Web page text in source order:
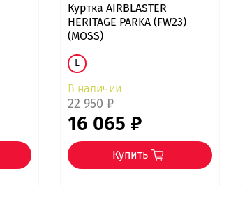
Куртка AIRBLASTER
HERITAGE PARKA (FW23)
(MOSS)
L
В наличии
22 950 ₽
16 065 ₽
Купить